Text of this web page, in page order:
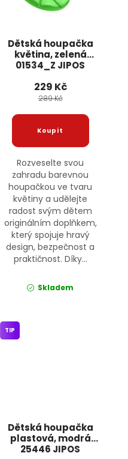
Dětská houpačka
květina, zelená
01534_Z JIPOS
229 Kč
289 Kč
Rozveselte svou
zahradu barevnou
houpačkou ve tvaru
květiny a udělejte
radost svým dětem
originálním doplňkem,
který spojuje hravý
design, bezpečnost a
praktičnost. Díky...
Skladem
Dětská houpačka
plastová, modrá
25446 JIPOS
TIP